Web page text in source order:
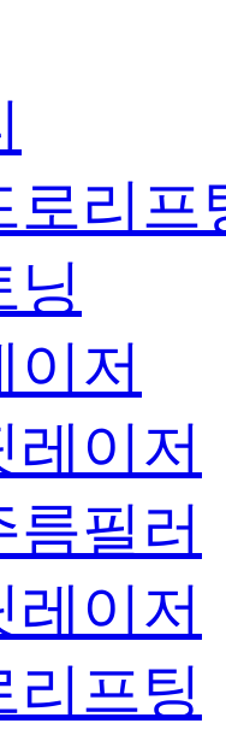
로리프
닝
이저
레이저
름필러
레이저
리프팅